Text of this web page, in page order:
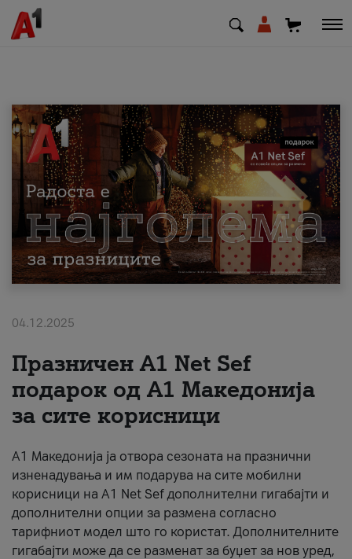
МК EN SQ
Приватни Деловни
Поддршка
Надополни кредит
За нас
#ПодобарОнлајн
04.12.2025
Празничен A1 Net Sеf
подарок од А1 Македонија
за сите корисници
А1 Македонија ја отвора сезоната на празнични
изненадувања и им подарува на сите мобилни
корисници на A1 Net Sef дополнителни гигабајти и
дополнителни опции за размена согласно
тарифниот модел што го користат. Дополнителните
гигабајти може да се разменат за буџет за нов уред,